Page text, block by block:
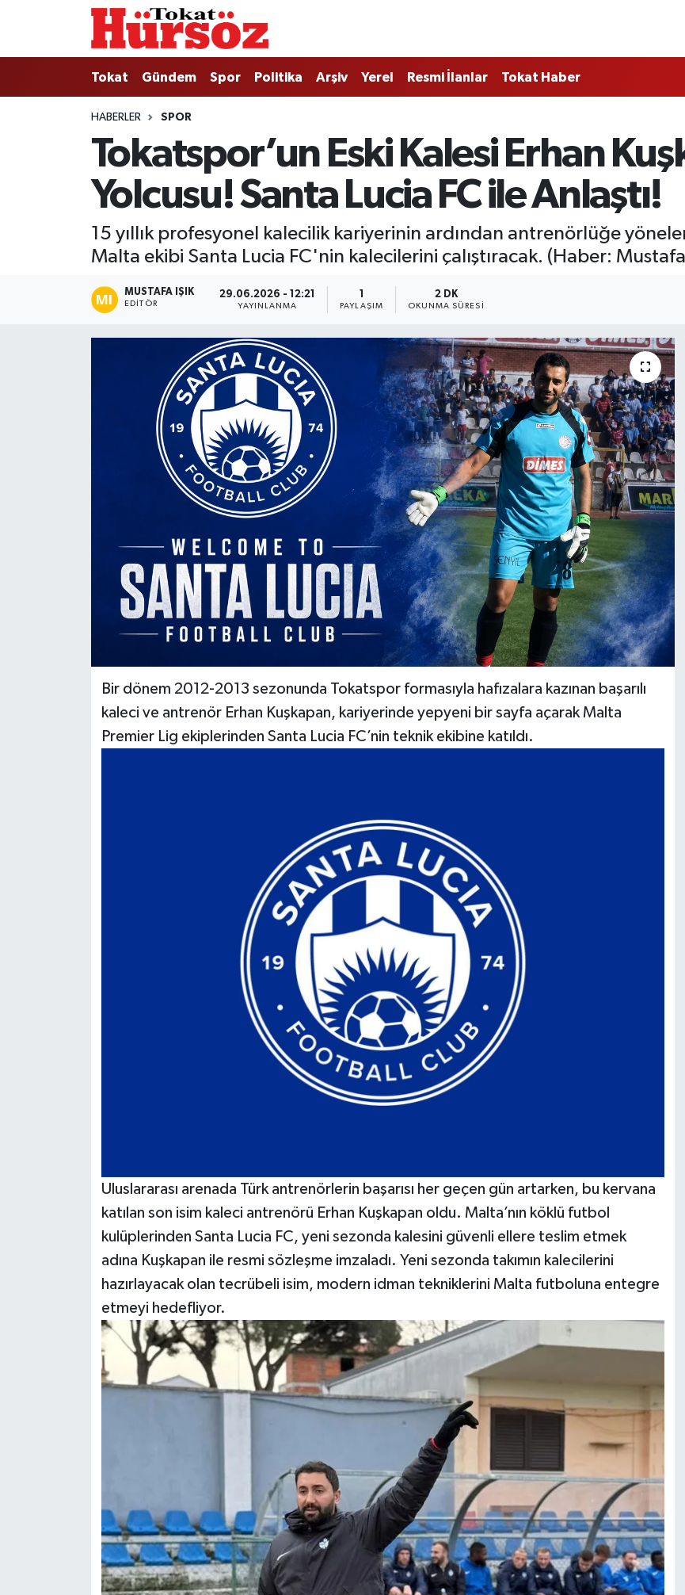
Tokat Gündem Spor Politika Arşiv Yerel Resmi İlanlar Tokat Haber
HABERLER SPOR
Tokatspor’un Eski Kalesi Erhan
Yolcusu! Santa Lucia FC ile Anlaştı!
15 yıllık profesyonel kalecilik kariyerinin ardından antrenörlüğe
Malta ekibi Santa Lucia FC'nin kalecilerini çalıştıracak. (Haber: Mustafa
MUSTAFA IŞIK
EDITÖR
29.06.2026 - 12:21
YAYINLANMA
1
PAYLAŞIM
2 DK
OKUNMA SÜRESI
Bir dönem 2012-2013 sezonunda Tokatspor formasıyla hafızalara kazınan başarılı
kaleci ve antrenör Erhan Kuşkapan, kariyerinde yepyeni bir sayfa açarak Malta
Premier Lig ekiplerinden Santa Lucia FC’nin teknik ekibine katıldı.
Uluslararası arenada Türk antrenörlerin başarısı her geçen gün artarken, bu kervana
katılan son isim kaleci antrenörü Erhan Kuşkapan oldu. Malta’nın köklü futbol
kulüplerinden Santa Lucia FC, yeni sezonda kalesini güvenli ellere teslim etmek
adına Kuşkapan ile resmi sözleşme imzaladı. Yeni sezonda takımın kalecilerini
hazırlayacak olan tecrübeli isim, modern idman tekniklerini Malta futboluna entegre
etmeyi hedefliyor.
Tokat
Türkiye Gündemi
Gündem
Politika
Tokat Spor
Nöbetçi Eczaneler
Hava Durumu
Tokat Namaz Vakitleri
Trafik Durumu
Tüm Manşetler
Son Dakika Haberleri